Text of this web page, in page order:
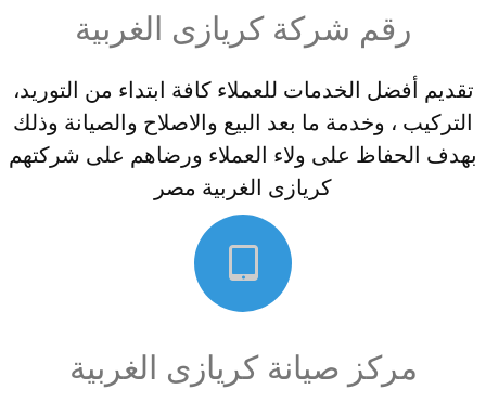
رقم شركة كريازى الغربية
تقديم أفضل الخدمات للعملاء كافة ابتداء من التوريد،
التركيب ، وخدمة ما بعد البيع والاصلاح والصيانة وذلك
بهدف الحفاظ على ولاء العملاء ورضاهم على شركتهم
كريازى الغربية مصر
مركز صيانة كريازى الغربية